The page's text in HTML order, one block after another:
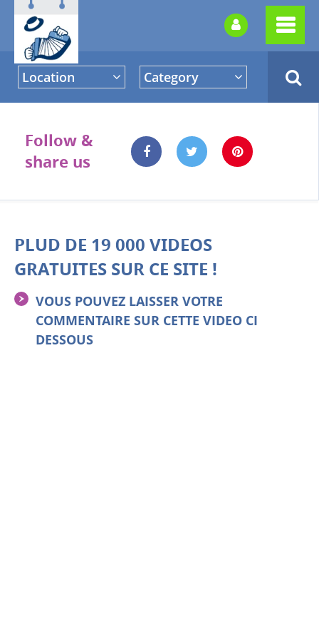
Location Category
Follow &
share us
PLUD DE 19 000 VIDEOS
GRATUITES SUR CE SITE !
VOUS POUVEZ LAISSER VOTRE
COMMENTAIRE SUR CETTE VIDEO CI
DESSOUS